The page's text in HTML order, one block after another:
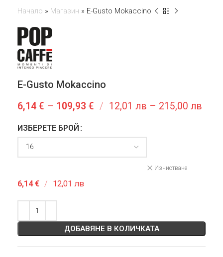
Начало » Магазин » E-Gusto Mokaccino
E-Gusto Mokaccino
6,14 € – 109,93 € / 12,01 лв – 215,00 лв
ИЗБЕРЕТЕ БРОЙ
Изчистване
6,14€ / 12,01 лв
ДОБАВЯНЕ В КОЛИЧКАТА